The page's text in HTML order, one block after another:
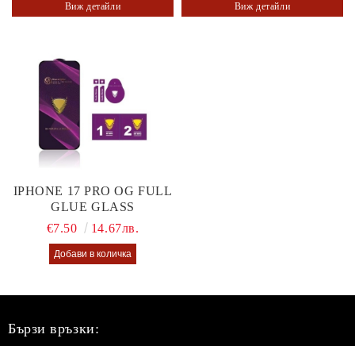
Виж детайли Виж детайли
IPHONE 17 PRO OG FULL
GLUE GLASS
€7.50
14.67лв.
Бързи връзки: